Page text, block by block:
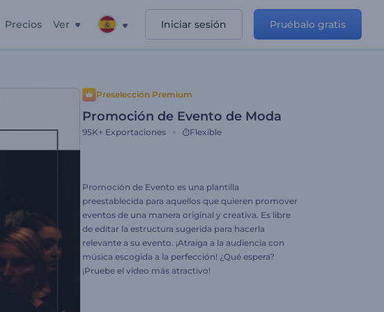
Precios Ver Iniciar sesión Pruébalo gratis
Preselección Premium
Promoción de Evento de Moda
95K+ Exportaciones Flexible
Promoción de Evento es una plantilla
preestablecida para aquellos que quieren promover
eventos de una manera original y creativa. Es libre
de editar la estructura sugerida para hacerla
relevante a su evento. ¡Atraiga a la audiencia con
música escogida a la perfección! ¿Qué espera?
¡Pruebe el video más atractivo!